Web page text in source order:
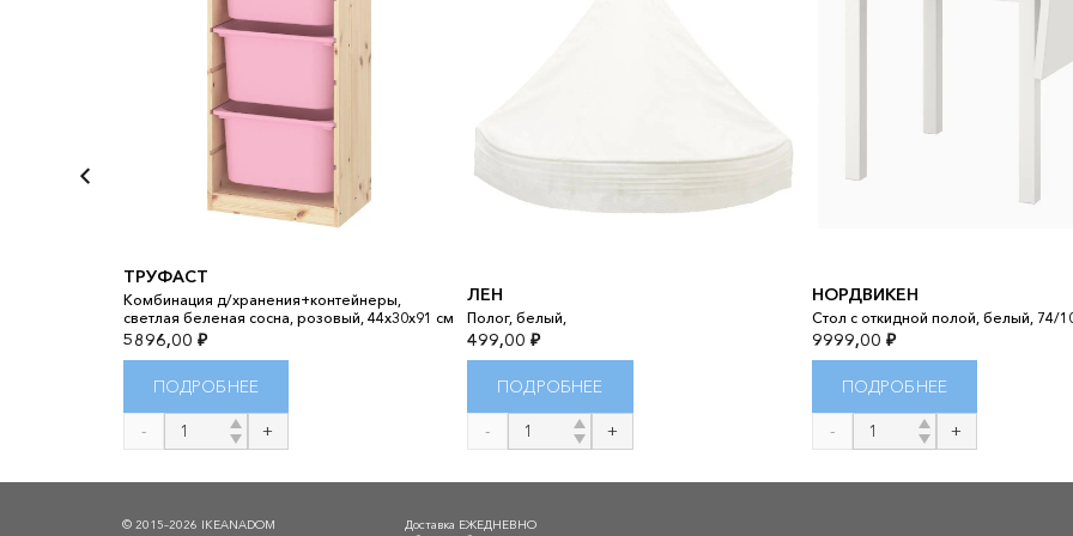
ТРУФАСТ
Комбинация д/хранения+контейнеры,
светлая беленая сосна, розовый, 44x30x91 см
5896,00 ₽
ПОДРОБНЕЕ
Количество
товара
ЛЕН
Полог, белый,
499,00 ₽
ПОДРОБНЕЕ
Количество
товара
НОРДВИКЕН
Стол с откидной полой, белый, 74/
9999,00 ₽
ПОДРОБНЕЕ
Количество
товара
© 2015–2026 IKEANADOM
Доставка ЕЖЕДНЕВНО